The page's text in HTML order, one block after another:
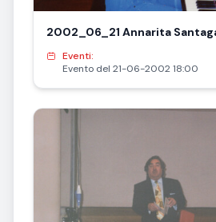
2002_06_21 Annarita
Eventi:
Evento del 21-06-2002 18:00